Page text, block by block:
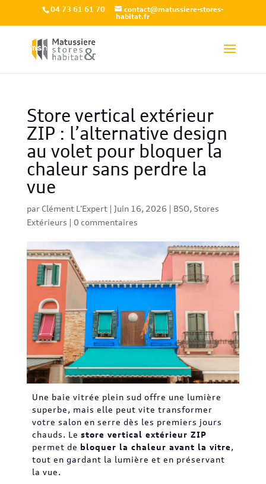
04 73 61 61 70
contact@matussiere-stores-
habitat.fr
Store vertical extérieur
ZIP : l’alternative design
au volet pour bloquer la
chaleur sans perdre la
vue
par Clément L'Expert| Juin 16, 2026 | BSO, Stores
Extérieurs | 0 commentaires
Une baie vitrée plein sud offre une lumière
superbe, mais elle peut vite transformer
votre salon en serre dès les premiers jours
chauds. Le store vertical extérieur ZIP
permet de bloquer la chaleur avant la vitre,
tout en gardant la lumière et en préservant
la vue.